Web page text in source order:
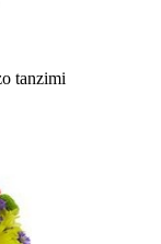
tanzimi